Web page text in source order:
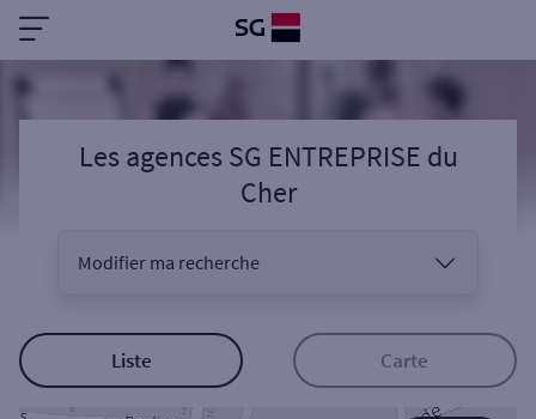
Les agences SG ENTREPRISE du
Cher
Modifier ma recherche
Liste Carte